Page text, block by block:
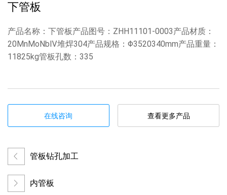
下管板
产品名称：下管板产品图号：ZHH11101-0003产品材质：
20MnMoNbⅣ堆焊304产品规格：Φ3520340mm产品重量：
11825kg管板孔数：335
在线咨询 查看更多产品
管板钻孔加工
内管板